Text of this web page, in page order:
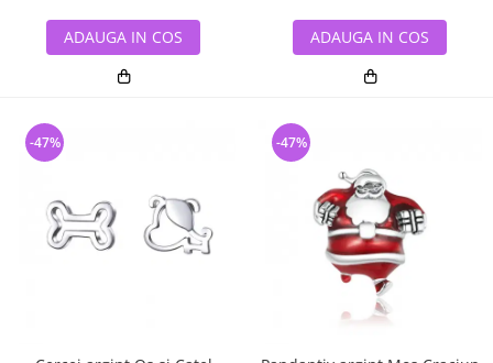
ADAUGA IN COS ADAUGA IN COS
-47% -47%